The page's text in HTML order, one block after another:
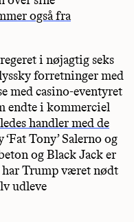
også fra
i nøjagtig seks
forretninger med
med casino-eventyret
endte i kommerciel
handler med de
Tony’ Salerno og
og Black Jack er
Trump været nødt
udleve